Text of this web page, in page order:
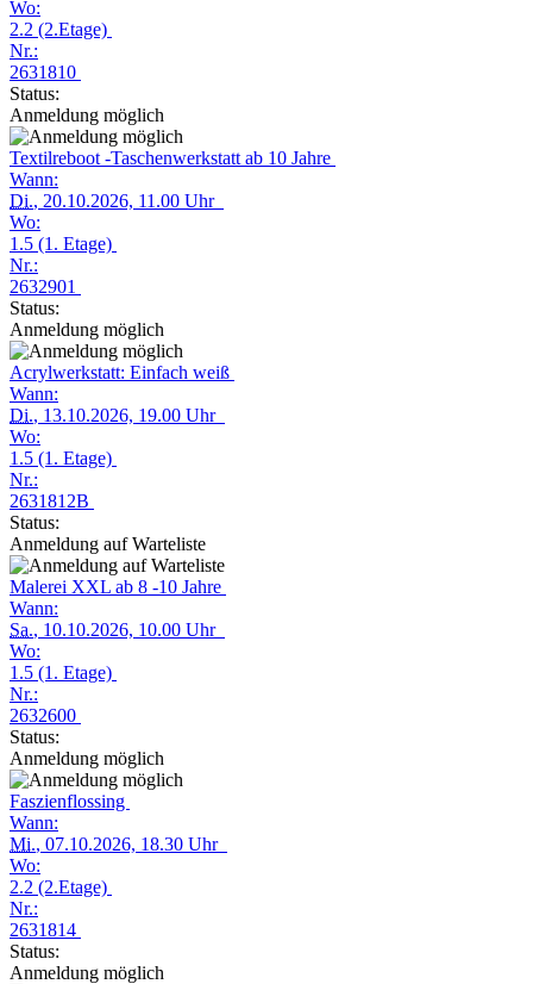
Wo:
2.2 (2.Etage)
Nr.:
2631810
Status:
Anmeldung möglich
Textilreboot -Taschenwerkstatt ab 10 Jahre
Wann:
Di., 20.10.2026, 11.00 Uhr
Wo:
1.5 (1. Etage)
Nr.:
2632901
Status:
Anmeldung möglich
Acrylwerkstatt: Einfach weiß
Wann:
Di., 13.10.2026, 19.00 Uhr
Wo:
1.5 (1. Etage)
Nr.:
2631812B
Status:
Anmeldung auf Warteliste
Malerei XXL ab 8 -10 Jahre
Wann:
Sa., 10.10.2026, 10.00 Uhr
Wo:
1.5 (1. Etage)
Nr.:
2632600
Status:
Anmeldung möglich
Faszienflossing
Wann:
Mi., 07.10.2026, 18.30 Uhr
Wo:
2.2 (2.Etage)
Nr.:
2631814
Status:
Anmeldung möglich